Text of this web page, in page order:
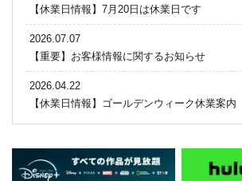
【休業日情報】7月20日は休業日です
2026.07.07
【重要】お客様情報に関するお知らせ
2026.04.22
【休業日情報】ゴールデンウィーク休業案内